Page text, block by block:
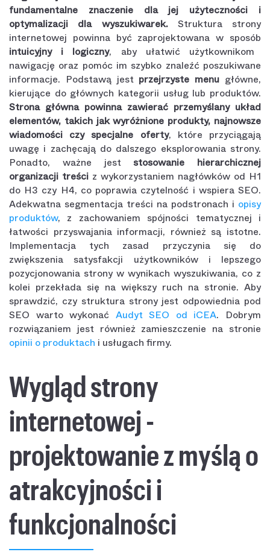
fundamentalne znaczenie dla jej użyteczności i
optymalizacji dla wyszukiwarek.Struktura strony
internetowej powinna być zaprojektowana w sposób
intuicyjny i logiczny, aby ułatwić użytkownikom
nawigację oraz pomóc im szybko znaleźć poszukiwane
informacje. Podstawą jest przejrzyste menu główne,
kierujące do głównych kategorii usług lub produktów.
Strona główna powinna zawierać przemyślany układ
elementów, takich jak wyróżnione produkty, najnowsze
wiadomości czy specjalne oferty, które przyciągają
uwagę i zachęcają do dalszego eksplorowania strony.
Ponadto, ważne jeststosowanie hierarchicznej
organizacji treści z wykorzystaniem nagłówków od H1
do H3 czy H4, co poprawia czytelność i wspiera SEO.
Adekwatna segmentacja treści na podstronach i opisy
produktów, z zachowaniem spójności tematycznej i
łatwości przyswajania informacji, również są istotne.
Implementacja tych zasad przyczynia się do
zwiększenia satysfakcji użytkowników i lepszego
pozycjonowania strony w wynikach wyszukiwania, co z
kolei przekłada się na większy ruch na stronie. Aby
sprawdzić, czy struktura strony jest odpowiednia pod
SEO warto wykonać Audyt SEO od iCEA. Dobrym
rozwiązaniem jest również zamieszczenie na stronie
opinii o produktach i usługach firmy.
Wygląd strony
internetowej -
projektowanie z myślą o
atrakcyjności i
funkcjonalności